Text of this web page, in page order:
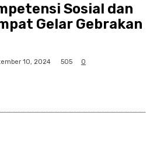
Sosial dan
Gelar Gebrakan
10, 2024 505 0